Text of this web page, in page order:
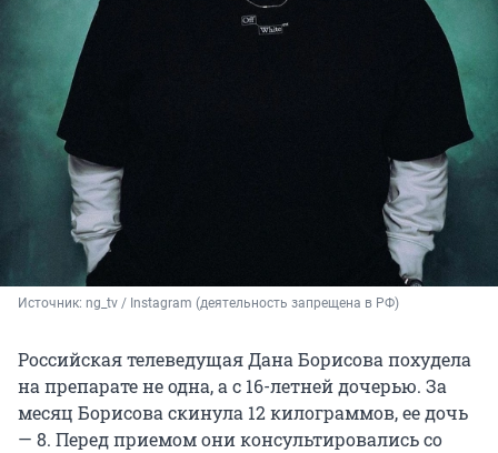
Источник: ng_tv / Instagram (деятельность запрещена в РФ)
Российская телеведущая Дана Борисова похудела
на препарате не одна, а с 16-летней дочерью. За
месяц Борисова скинула 12 килограммов, ее дочь
— 8. Перед приемом они консультировались со